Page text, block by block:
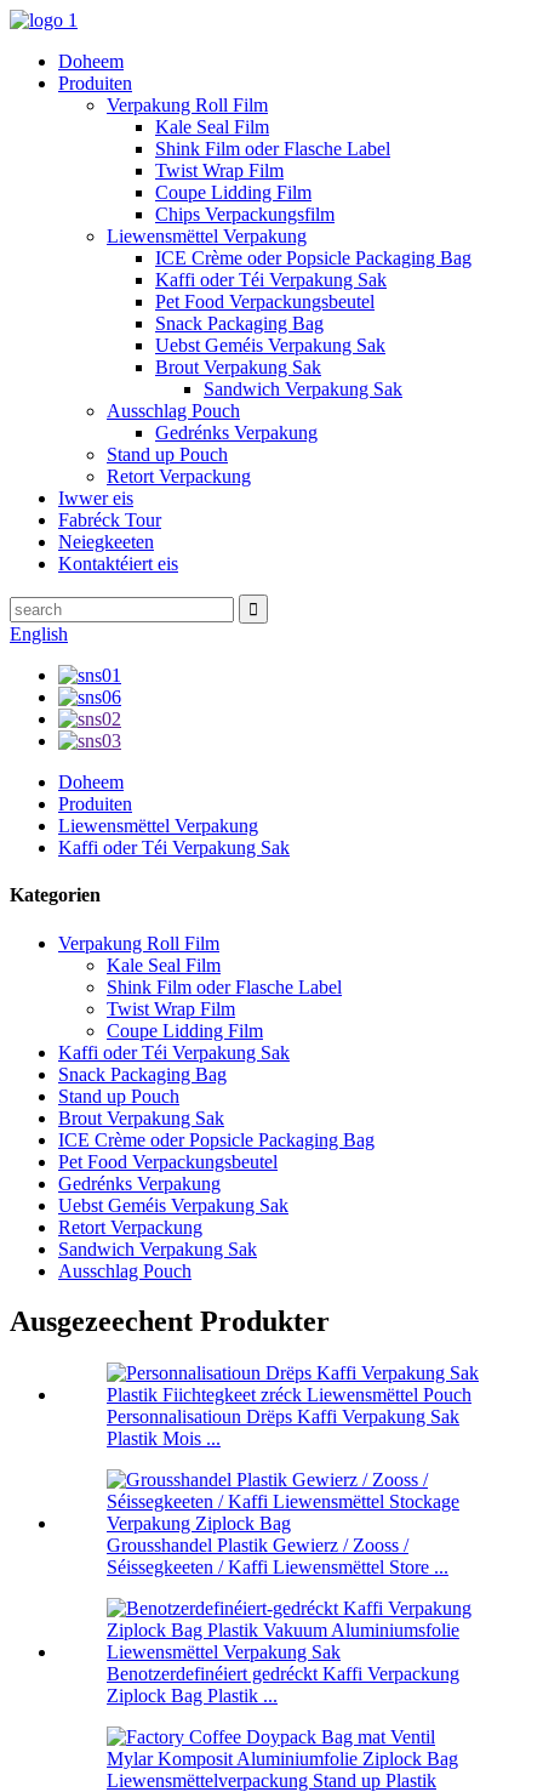
Doheem
Produiten
Verpakung Roll Film
Kale Seal Film
Shink Film oder Flasche Label
Twist Wrap Film
Coupe Lidding Film
Chips Verpackungsfilm
Liewensmëttel Verpakung
ICE Crème oder Popsicle Packaging Bag
Kaffi oder Téi Verpakung Sak
Pet Food Verpackungsbeutel
Snack Packaging Bag
Uebst Geméis Verpakung Sak
Brout Verpakung Sak
Sandwich Verpakung Sak
Ausschlag Pouch
Gedrénks Verpakung
Stand up Pouch
Retort Verpackung
Iwwer eis
Fabréck Tour
Neiegkeeten
Kontaktéiert eis
English
Doheem
Produiten
Liewensmëttel Verpakung
Kaffi oder Téi Verpakung Sak
Kategorien
Verpakung Roll Film
Kale Seal Film
Shink Film oder Flasche Label
Twist Wrap Film
Coupe Lidding Film
Kaffi oder Téi Verpakung Sak
Snack Packaging Bag
Stand up Pouch
Brout Verpakung Sak
ICE Crème oder Popsicle Packaging Bag
Pet Food Verpackungsbeutel
Gedrénks Verpakung
Uebst Geméis Verpakung Sak
Retort Verpackung
Sandwich Verpakung Sak
Ausschlag Pouch
Ausgezeechent Produkter
Personnalisatioun Drëps Kaffi Verpakung Sak
Plastik Mois ...
Grousshandel Plastik Gewierz / Zooss /
Séissegkeeten / Kaffi Liewensmëttel Store ...
Benotzerdefinéiert gedréckt Kaffi Verpackung
Ziplock Bag Plastik ...